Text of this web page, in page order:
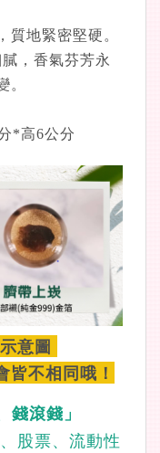
質地緊密堅硬。
，香氣芬芳永
。
*高6公分
意圖
皆不相同哦！
錢滾錢」
股票、流動性